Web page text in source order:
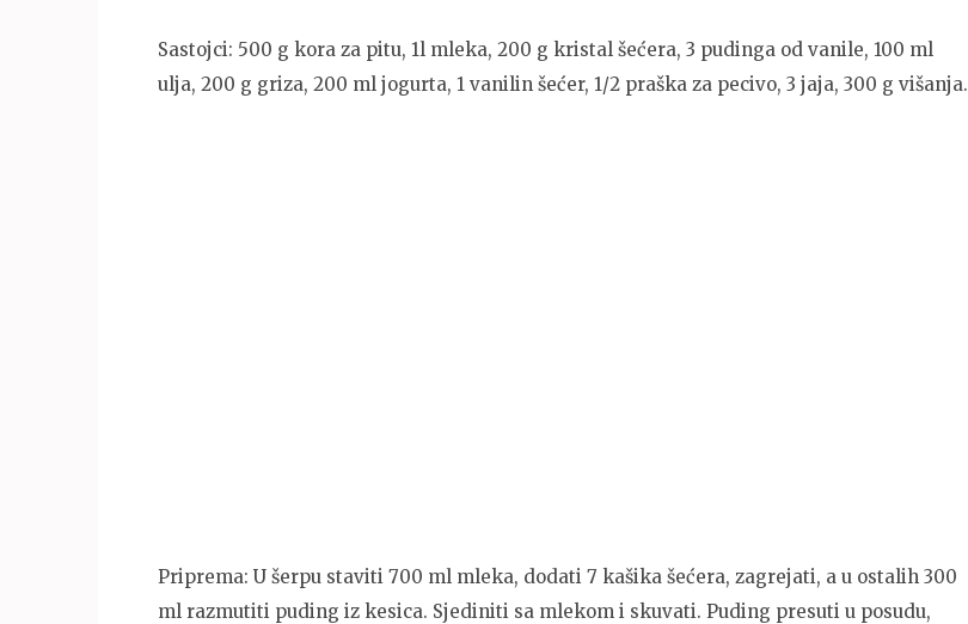
Sastojci: 500 g kora za pitu, 1l mleka, 200 g kristal šećera, 3 pudinga od vanile, 100 ml
ulja, 200 g griza, 200 ml jogurta, 1 vanilin šećer, 1/2 praška za pecivo, 3 jaja, 300 g višanja.
Priprema: U šerpu staviti 700 ml mleka, dodati 7 kašika šećera, zagrejati, a u ostalih 300
ml razmutiti puding iz kesica. Sjediniti sa mlekom i skuvati. Puding presuti u posudu,